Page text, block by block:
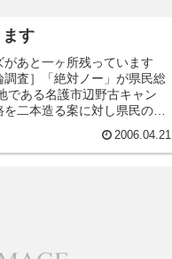
す
あと一ヶ所残っています
査］「絶対ノー」が県民総
である名護市辺野古キャン
二本造る案に対し県民の７
2006.04.21